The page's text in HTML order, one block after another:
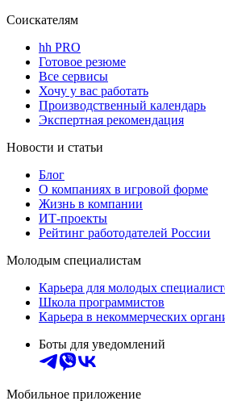
Соискателям
hh PRO
Готовое резюме
Все сервисы
Хочу у вас работать
Производственный календарь
Экспертная рекомендация
Новости и статьи
Блог
О компаниях в игровой форме
Жизнь в компании
ИТ-проекты
Рейтинг работодателей России
Молодым специалистам
Карьера для молодых
Школа программистов
Карьера в некоммерческих
Боты для уведомлений
Мобильное приложение